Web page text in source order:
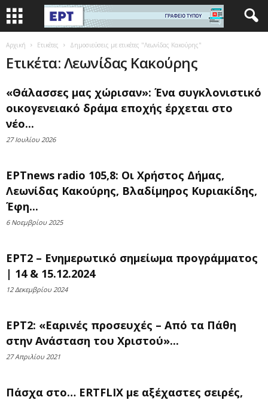
Αρχική Ετικέτες Δημοσιεύσεις με ετικέτες "Λεωνίδας Κακούρης"
Ετικέτα: Λεωνίδας Κακούρης
«Θάλασσες μας χώρισαν»: Ένα συγκλονιστικό
οικογενειακό δράμα εποχής έρχεται στο
νέο...
27 Ιουλίου 2026
ΕΡΤnews radio 105,8: Οι Χρήστος Δήμας,
Λεωνίδας Κακούρης, Βλαδίμηρος Κυριακίδης,
Έφη...
6 Νοεμβρίου 2025
ΕΡΤ2 – Ενημερωτικό σημείωμα προγράμματος
| 14 & 15.12.2024
12 Δεκεμβρίου 2024
ΕΡΤ2: «Εαρινές προσευχές – Από τα Πάθη
στην Ανάσταση του Χριστού»...
27 Απριλίου 2021
Πάσχα στο… ERTFLIX με αξέχαστες σειρές,